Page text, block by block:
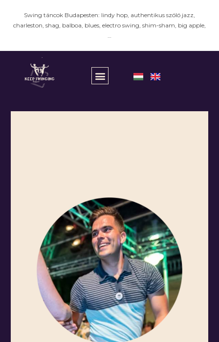
Swing táncok Budapesten: lindy hop, authentikus szóló jazz,
charleston, shag, balboa, blues, electro swing, shim-sham, big apple,
…